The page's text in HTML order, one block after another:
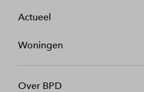
Actueel
Woningen
Over BPD